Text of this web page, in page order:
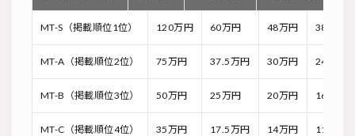
MT-S（掲載順位1位） 120万円 60万円 48万円 38.4万円
MT-A（掲載順位2位） 75万円 37.5万円 30万円 24万円
MT-B（掲載順位3位） 50万円 25万円 20万円 16万円
MT-C（掲載順位4位） 35万円 17.5万円 14万円 11.2万円